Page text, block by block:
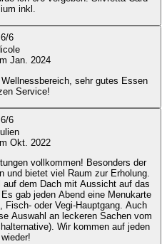
inkl.
6/6
Jan. 2024
sehr gutes Essen
Service!
6/6
Okt. 2022
vollkommen! Besonders der
und bietet viel Raum zur Erholung.
auf dem Dach mit Aussicht auf das
gab jeden Abend eine Menukarte
oder Vegi-Hauptgang. Auch
Auswahl an leckeren Sachen vom
Wir kommen auf jeden